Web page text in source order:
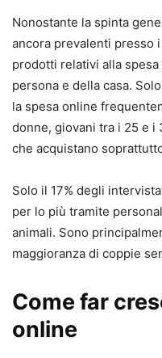
Nonostante la spinta
ancora prevalenti presso
prodotti relativi alla
persona e della casa.
la spesa online
donne, giovani tra i 25 e i
che acquistano
Solo il 17% degli
per lo più tramite
animali. Sono
maggioranza di coppie
Come far
online